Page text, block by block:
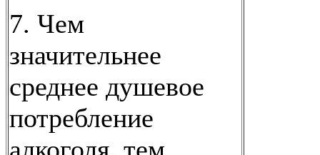
7. Чем
значительнее
среднее душевое
потребление